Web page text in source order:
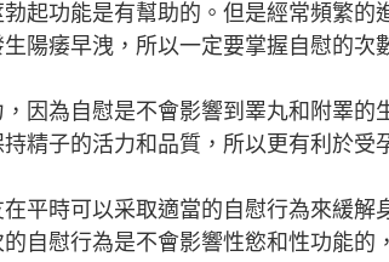
起功能是有幫助的。但是經常頻繁的
陽痿早洩，所以一定要掌握自慰的次
因為自慰是不會影響到睪丸和附睪的
精子的活力和品質，所以更有利於受
平時可以采取適當的自慰行為來緩解
自慰行為是不會影響性慾和性功能的